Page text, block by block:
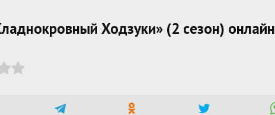
Ходзуки» (2 сезон) онлайн